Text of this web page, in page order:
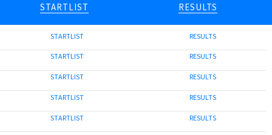
STARTLIST RESULTS
STARTLIST RESULTS
STARTLIST RESULTS
STARTLIST RESULTS
STARTLIST RESULTS
STARTLIST RESULTS